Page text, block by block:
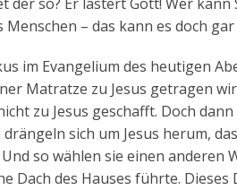
– das kann es doch
im Evangelium des heutigen
Matratze zu Jesus getragen
zu Jesus geschafft. Doch
sich um Jesus herum,
so wählen sie einen anderen
Dach des Hauses führte.